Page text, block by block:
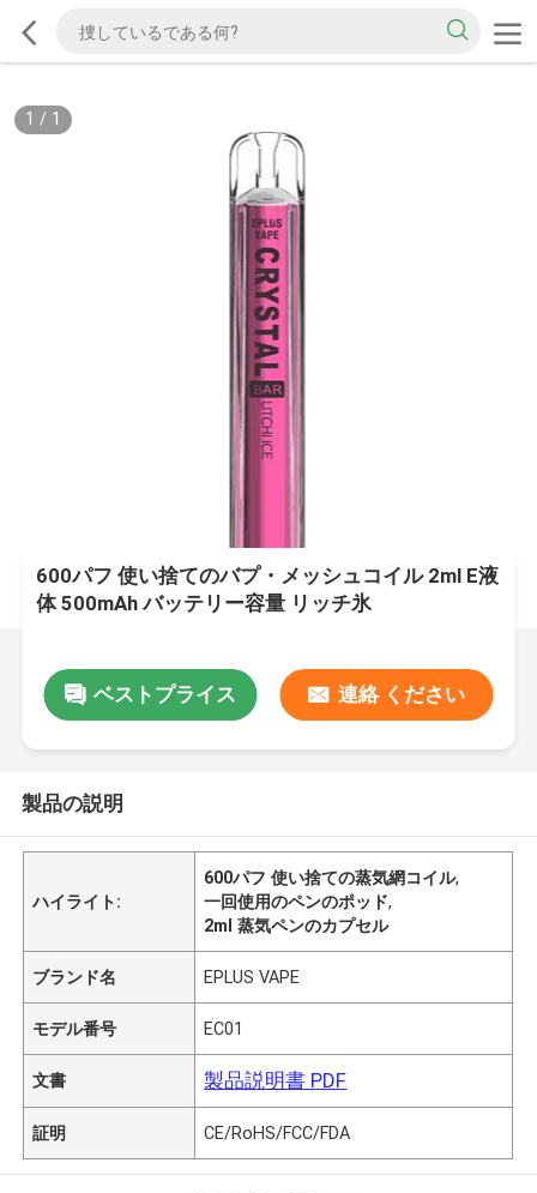
1 / 1
600パフ 使い捨てのバプ・メッシュコイル 2ml E液
体 500mAh バッテリー容量 リッチ氷
ベストプライス 連絡 ください
製品の説明
ハイライト:
600パフ 使い捨ての蒸気網コイル,
一回使用のペンのポッド,
2ml 蒸気ペンのカプセル
ブランド名 EPLUS VAPE
モデル番号 EC01
文書 製品説明書 PDF
証明 CE/RoHS/FCC/FDA